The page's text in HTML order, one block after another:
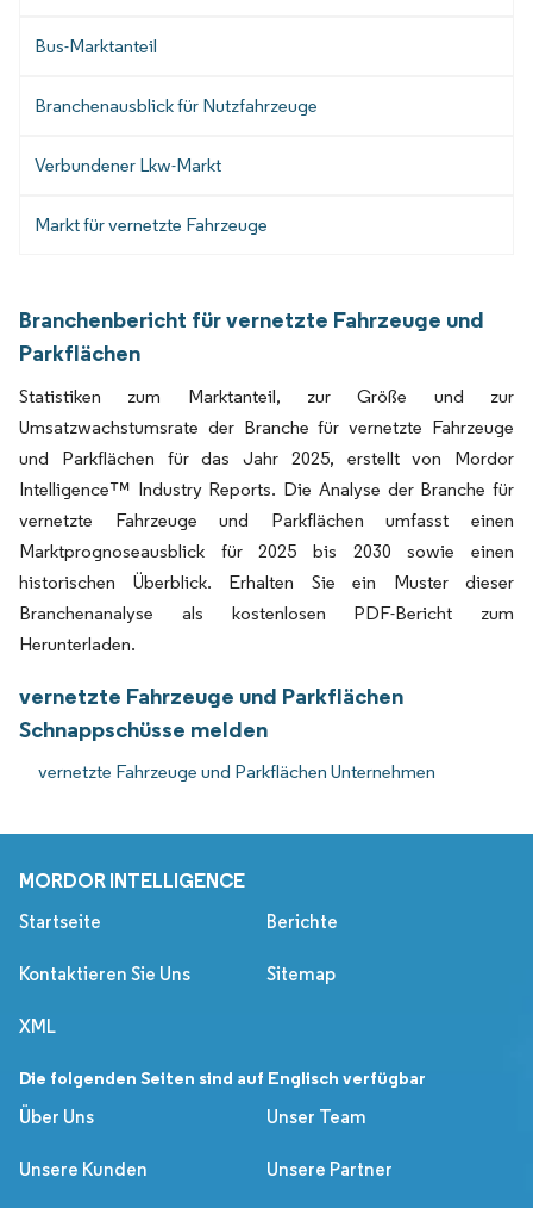
Bus-Marktanteil
Branchenausblick für Nutzfahrzeuge
Verbundener Lkw-Markt
Markt für vernetzte Fahrzeuge
Branchenbericht für vernetzte Fahrzeuge und
Parkflächen
Statistiken zum Marktanteil, zur Größe und zur
Umsatzwachstumsrate der Branche für vernetzte Fahrzeuge
und Parkflächen für das Jahr 2025, erstellt von Mordor
Intelligence™ Industry Reports. Die Analyse der Branche für
vernetzte Fahrzeuge und Parkflächen umfasst einen
Marktprognoseausblick für 2025 bis 2030 sowie einen
historischen Überblick. Erhalten Sie ein Muster dieser
Branchenanalyse als kostenlosen PDF-Bericht zum
Herunterladen.
vernetzte Fahrzeuge und Parkflächen
Schnappschüsse melden
vernetzte Fahrzeuge und Parkflächen Unternehmen
MORDOR INTELLIGENCE
Startseite Berichte
Kontaktieren Sie Uns Sitemap
XML
Die folgenden Seiten sind auf Englisch verfügbar
Über Uns
Unser Team
Unsere Kunden Unsere Partner